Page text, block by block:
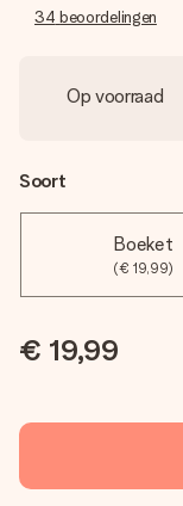
34 beoordelingen
Op voorraad
Soort
Boeket
(€ 19,99)
€ 19,99